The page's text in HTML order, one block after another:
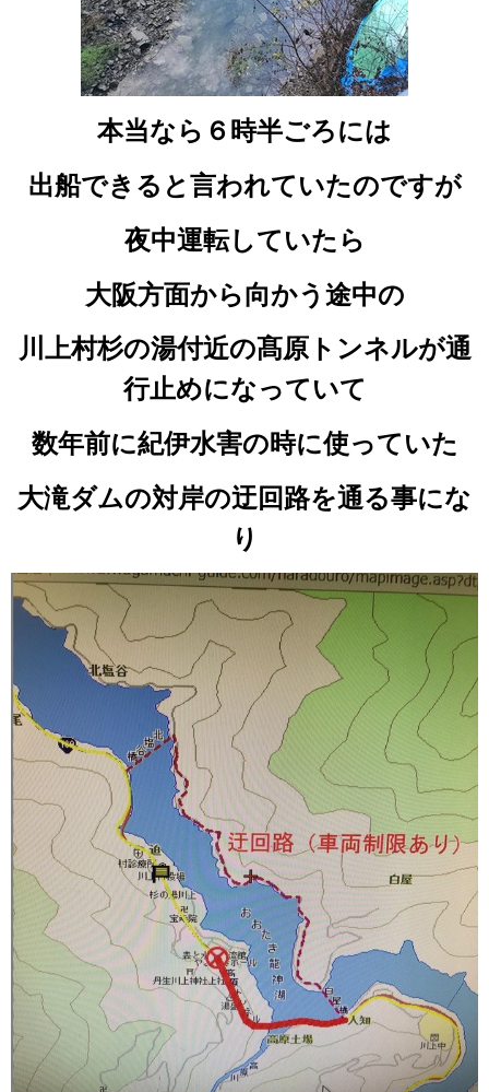
本当なら６時半ごろには
出船できると言われていたのですが
夜中運転していたら
大阪方面から向かう途中の
川上村杉の湯付近の髙原トンネルが通
行止めになっていて
数年前に紀伊水害の時に使っていた
大滝ダムの対岸の迂回路を通る事にな
り